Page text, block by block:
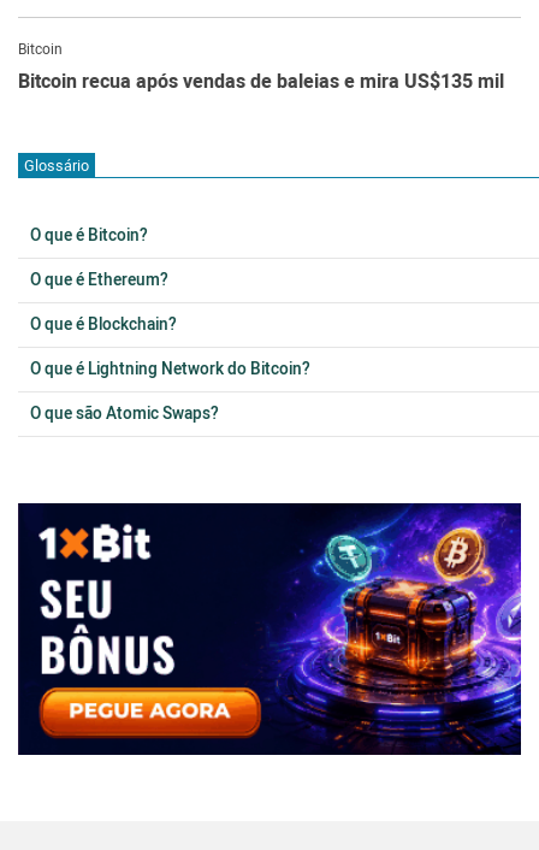
Bitcoin
Bitcoin recua após vendas de baleias e mira US$135 mil
Glossário
O que é Bitcoin?
O que é Ethereum?
O que é Blockchain?
O que é Lightning Network do Bitcoin?
O que são Atomic Swaps?